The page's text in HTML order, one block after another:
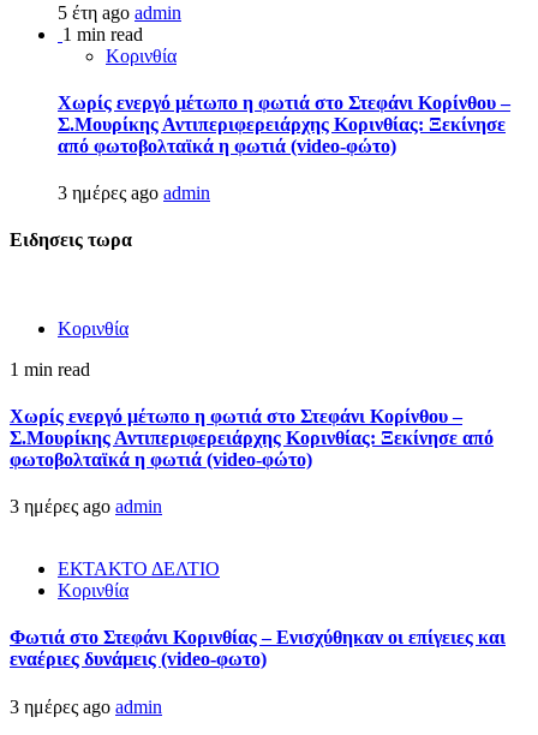
5 έτη ago admin
1 min read
Κορινθία
Χωρίς ενεργό μέτωπο η φωτιά στο Στεφάνι Κορίνθου –
Σ.Μουρίκης Αντιπεριφερειάρχης Κορινθίας: Ξεκίνησε
από φωτοβολταϊκά η φωτιά (video-φώτο)
3 ημέρες ago admin
Ειδησεις τωρα
Κορινθία
1 min read
Χωρίς ενεργό μέτωπο η φωτιά στο Στεφάνι Κορίνθου –
Σ.Μουρίκης Αντιπεριφερειάρχης Κορινθίας: Ξεκίνησε από
φωτοβολταϊκά η φωτιά (video-φώτο)
3 ημέρες ago admin
ΕΚΤΑΚΤΟ ΔΕΛΤΙΟ
Κορινθία
Φωτιά στο Στεφάνι Κορινθίας – Ενισχύθηκαν οι επίγειες και
εναέριες δυνάμεις (video-φωτο)
3 ημέρες ago admin